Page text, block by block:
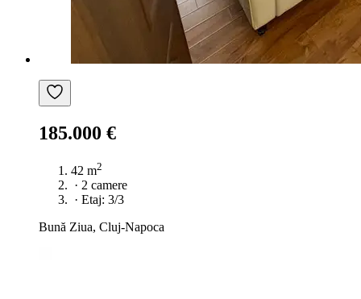
185.000 €
42 m2
· 2 camere
· Etaj: 3/3
Bună Ziua, Cluj-Napoca